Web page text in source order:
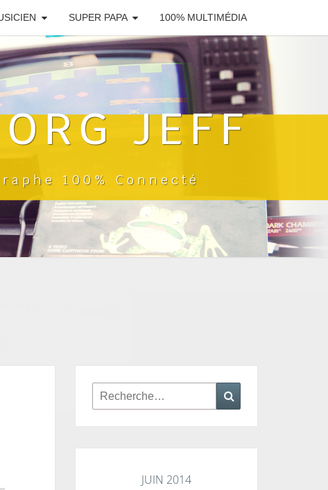
SUPER PAPA 100% MULTIMÉDIA
JEFF
100% Connecté
Rechercher :
JUIN 2014